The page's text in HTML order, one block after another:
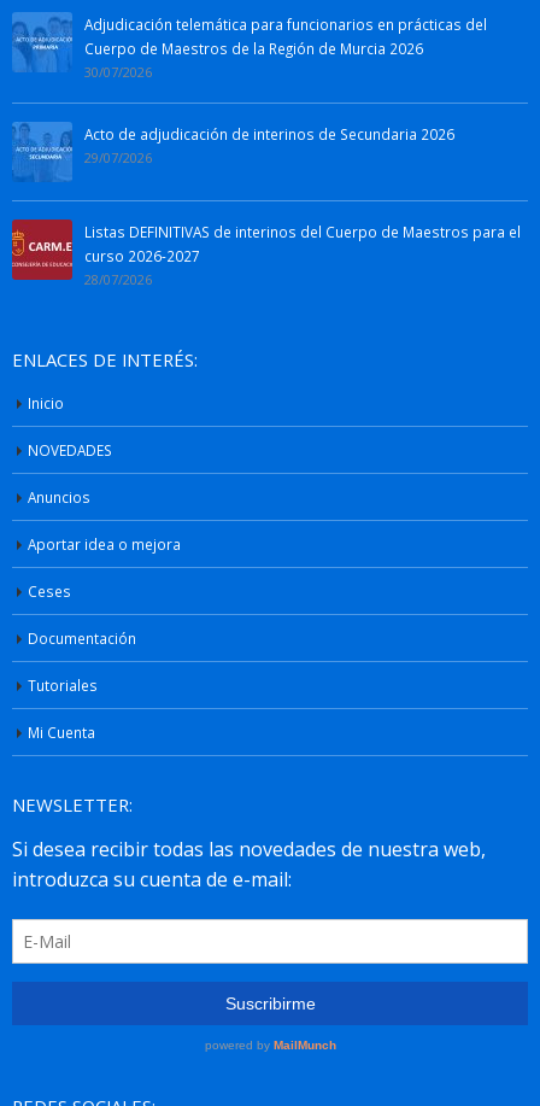
Adjudicación telemática para funcionarios en prácticas del
Cuerpo de Maestros de la Región de Murcia 2026
30/07/2026
Acto de adjudicación de interinos de Secundaria 2026
29/07/2026
Listas DEFINITIVAS de interinos del Cuerpo de Maestros para el
curso 2026-2027
28/07/2026
ENLACES DE INTERÉS:
Inicio
NOVEDADES
Anuncios
Aportar idea o mejora
Ceses
Documentación
Tutoriales
Mi Cuenta
NEWSLETTER: